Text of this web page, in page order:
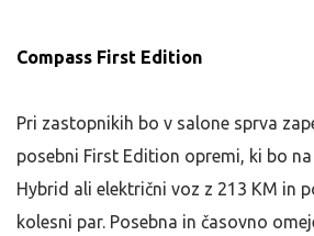
Compass First Edition
Pri zastopnikih bo v salone sprva
posebni First Edition opremi, ki bo
Hybrid ali električni voz z 213 KM in
kolesni par. Posebna in časovno